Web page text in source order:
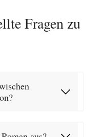
Fragen zu